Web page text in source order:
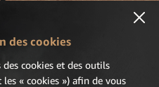
des cookies
cookies et des outils
« cookies ») afin de vous